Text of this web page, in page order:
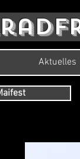
Aktuelles